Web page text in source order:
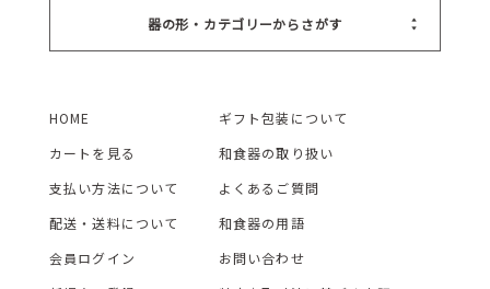
器の形・カテゴリーからさがす
HOME
カートを見る
支払い方法について
配送・送料について
会員ログイン
ギフト包装について
和食器の取り扱い
よくあるご質問
和食器の用語
お問い合わせ